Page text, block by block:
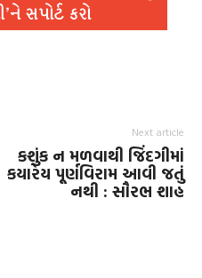
Next article
કશુંક ન મળવાથી જિંદગીમાં
કયારેય પૂર્ણવિરામ આવી જતું
નથી : સૌરભ શાહ